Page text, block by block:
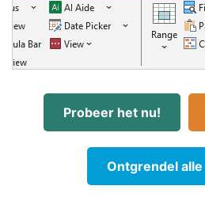
Probeer het nu!
Ontgrendel